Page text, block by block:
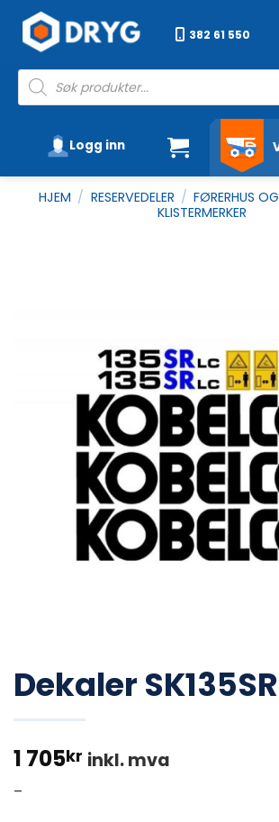
content
382 61 550
Products
search
Logg inn
HJEM / RESERVEDELER / FØRERHUS
KLISTERMERKER
Dekaler SK135SR
1 705kr inkl. mva
–